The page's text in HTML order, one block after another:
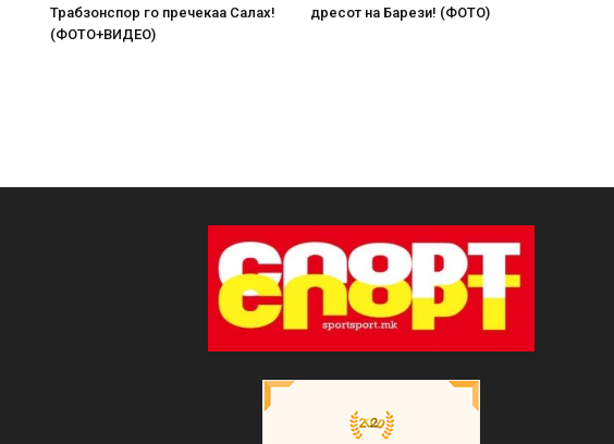
Трабзонспор го пречекаа Салах!
(ФОТО+ВИДЕО)
дресот на Барези! (ФОТО)